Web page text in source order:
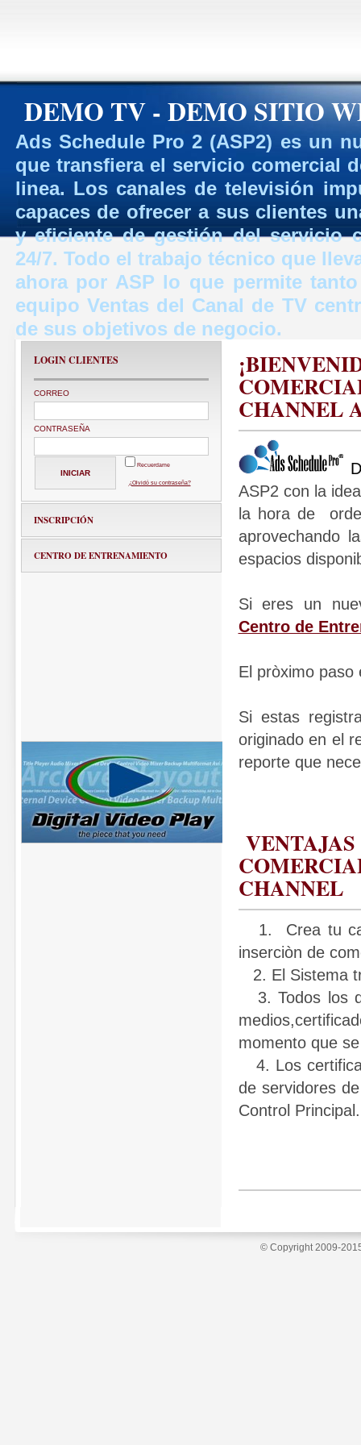
DEMO TV - DEMO SITIO
Ads Schedule Pro 2 (ASP2) es un
que transfiera el servicio comercial
linea. Los canales de televisión
capaces de ofrecer a sus clientes
y eficiente de gestión del servicio
24/7. Todo el trabajo técnico que
ahora por ASP lo que permite
equipo Ventas del Canal de TV
de sus objetivos de negocio.
LOGIN CLIENTES
CORREO
CONTRASEÑA
Recuerdame
¿Olvidó su contraseña?
INSCRIPCIÓN
CENTRO DE ENTRENAMIENTO
CHANNEL
ASP2 con la
la hora de
aprovechando
espacios
Si eres un
Centro de
El pròximo
Si estas
originado en el
reporte que
CHANNEL
1. Crea tu
inserciòn de
2. El Sistema
3. Todos los
momento que
4. Los
de servidores
Control Principal.
© Copyright 2009-